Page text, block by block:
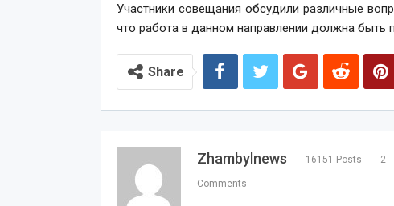
Участники совещания обсудили различные
что работа в данном направлении должна быть
Share
Zhambylnews 16151 Posts 2
Comments